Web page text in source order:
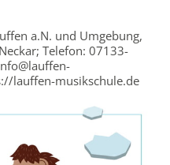
a.N. und Umgebung,
Telefon: 07133-
lauffen-musikschule.de